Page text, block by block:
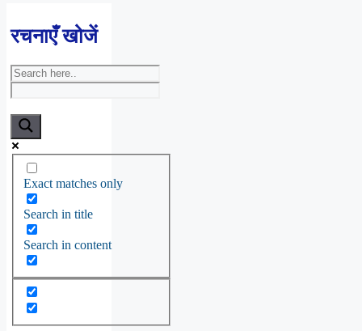
रचनाएँ खोजें
Exact matches only
Search in title
Search in content